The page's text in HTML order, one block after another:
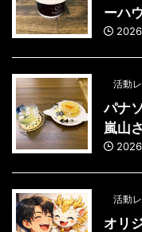
ーハ
活動
パナ
嵐山
活動
オリ